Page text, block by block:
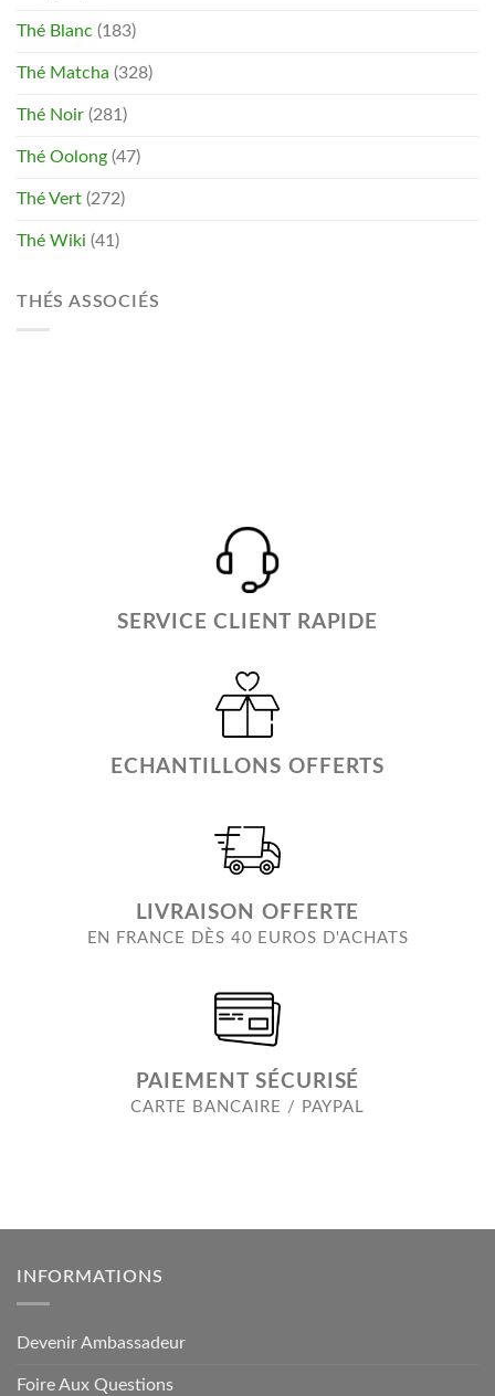
Thé Blanc (183)
Thé Matcha (328)
Thé Noir (281)
Thé Oolong (47)
Thé Vert (272)
Thé Wiki (41)
THÉS ASSOCIÉS
SERVICE CLIENT RAPIDE
ECHANTILLONS OFFERTS
LIVRAISON OFFERTE
EN FRANCE DÈS 40 EUROS D'ACHATS
PAIEMENT SÉCURISÉ
CARTE BANCAIRE / PAYPAL
INFORMATIONS
Devenir Ambassadeur
Foire Aux Questions